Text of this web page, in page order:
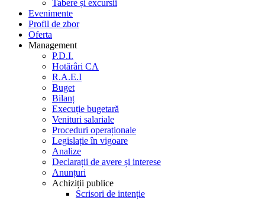
Tabere și excursii
Evenimente
Profil de zbor
Oferta
Management
P.D.I.
Hotărâri CA
R.A.E.I
Buget
Bilanț
Execuție bugetară
Venituri salariale
Proceduri operaționale
Legislație în vigoare
Analize
Declarații de avere și interese
Anunțuri
Achiziții publice
Scrisori de intenție